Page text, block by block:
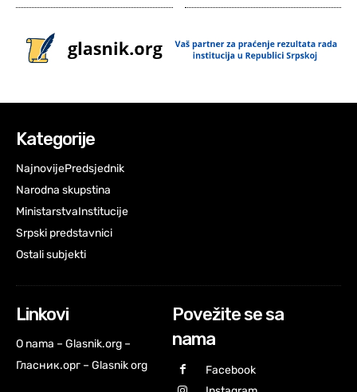
Kategorije
NajnovijePredsjednik
Narodna skupstina
MinistarstvaInstitucije
Srpski predstavnici
Ostali subjekti
Linkovi
O nama – Glasnik.org –
Гласник.орг – Glasnik org
Povežite se sa
nama
Facebook